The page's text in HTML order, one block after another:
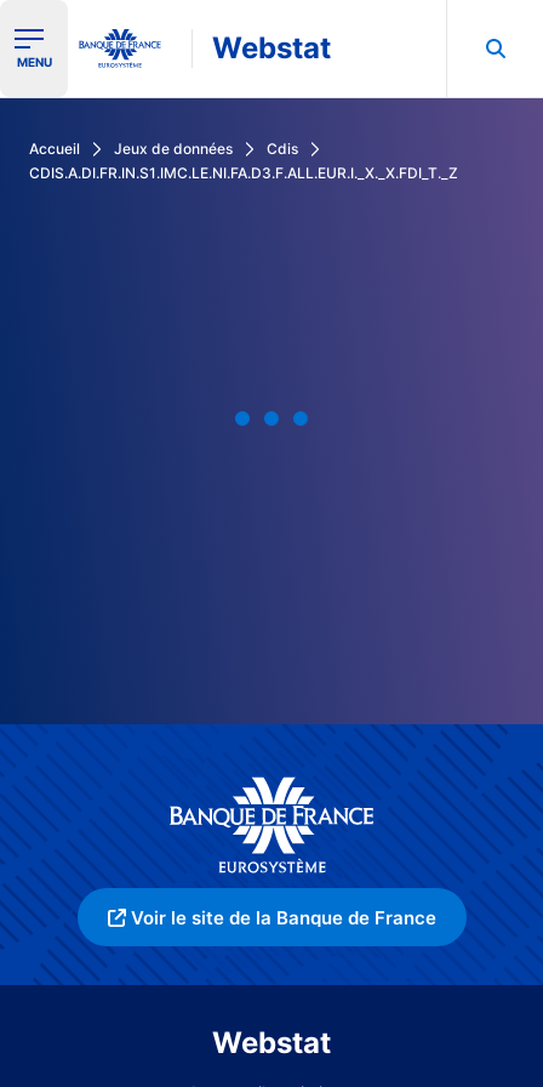
Ouvrir le menu de navigation
MENU Webstat
Accueil Jeux de données
Cdis
CDIS.A.DI.FR.IN.S1.IMC.LE.NI.FA.D3.F.ALL.EUR.I._X._X.FDI_T._Z
Voir le site de la Banque de France
Webstat